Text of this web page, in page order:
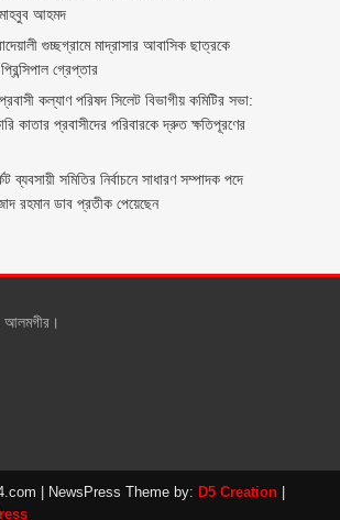
মাহবুব আহমদ
গুচ্ছগ্রামে মাদ্রাসার আবাসিক ছাত্রকে
গ্রেপ্তার
কল্যাণ পরিষদ সিলেট বিভাগীয় কমিটির সভা:
কাতার প্রবাসীদের পরিবারকে দ্রুত ক্ষতিপূরণের
ব্যবসায়ী সমিতির নির্বাচনে সাধারণ সম্পাদক পদে
রহমান ডাব প্রতীক পেয়েছেন
আলমগীর।
| NewsPress Theme by: D5 Creation